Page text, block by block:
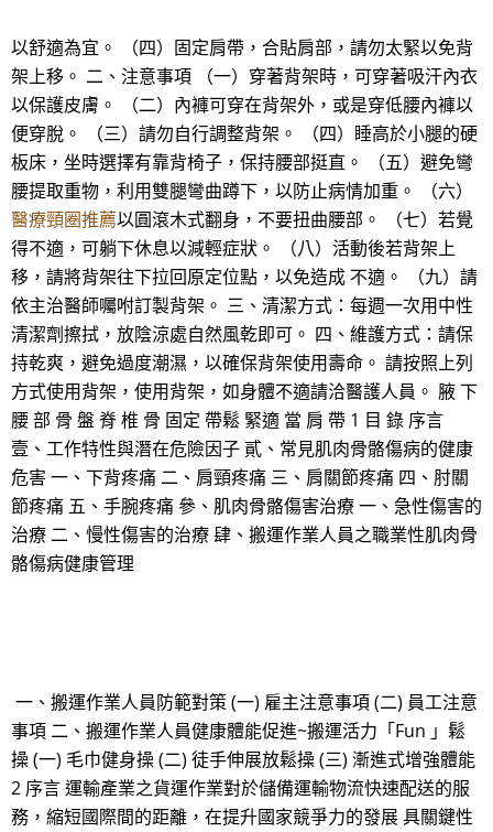
以舒適為宜。 （四）固定肩帶，合貼肩部，請勿太緊以免背
架上移。 二、注意事項 （一）穿著背架時，可穿著吸汗內衣
以保護皮膚。 （二）內褲可穿在背架外，或是穿低腰內褲以
便穿脫。 （三）請勿自行調整背架。 （四）睡高於小腿的硬
板床，坐時選擇有靠背椅子，保持腰部挺直。 （五）避免彎
腰提取重物，利用雙腿彎曲蹲下，以防止病情加重。 （六）
醫療頸圈推薦以圓滾木式翻身，不要扭曲腰部。 （七）若覺
得不適，可躺下休息以減輕症狀。 （八）活動後若背架上
移，請將背架往下拉回原定位點，以免造成 不適。 （九）請
依主治醫師囑咐訂製背架。 三、清潔方式：每週一次用中性
清潔劑擦拭，放陰涼處自然風乾即可。 四、維護方式：請保
持乾爽，避免過度潮濕，以確保背架使用壽命。 請按照上列
方式使用背架，使用背架，如身體不適請洽醫護人員。 腋 下
腰 部 骨 盤 脊 椎 骨 固定 帶鬆 緊適 當 肩 帶 1 目 錄 序言
壹、工作特性與潛在危險因子 貳、常見肌肉骨骼傷病的健康
危害 一、下背疼痛 二、肩頸疼痛 三、肩關節疼痛 四、肘關
節疼痛 五、手腕疼痛 參、肌肉骨骼傷害治療 一、急性傷害的
治療 二、慢性傷害的治療 肆、搬運作業人員之職業性肌肉骨
骼傷病健康管理
一、搬運作業人員防範對策 (一) 雇主注意事項 (二) 員工注意
事項 二、搬運作業人員健康體能促進~搬運活力「Fun 」鬆
操 (一) 毛巾健身操 (二) 徒手伸展放鬆操 (三) 漸進式增強體能
2 序言 運輸產業之貨運作業對於儲備運輸物流快速配送的服
務，縮短國際間的距離，在提升國家競爭力的發展 具關鍵性